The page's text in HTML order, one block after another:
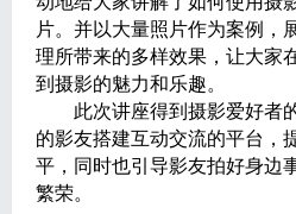
片。并以大量照片作为案例，
理所带来的多样效果，让大家
到摄影的魅力和乐趣。
此次讲座得到摄影爱好者
的影友搭建互动交流的平台，
平，同时也引导影友拍好身边
繁荣。